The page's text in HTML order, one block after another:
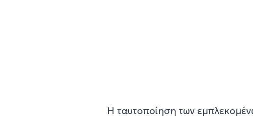
Η ταυτοποίηση των